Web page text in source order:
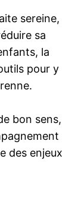
sereine,
sa
la
pour y
bon sens,
des enjeux